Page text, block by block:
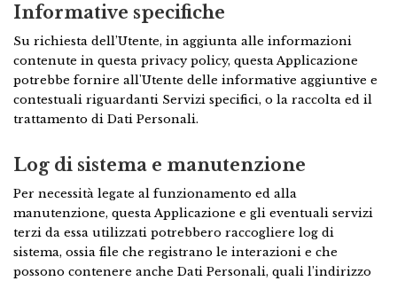
Informative specifiche
Su richiesta dell’Utente, in aggiunta alle informazioni
contenute in questa privacy policy, questa Applicazione
potrebbe fornire all'Utente delle informative aggiuntive e
contestuali riguardanti Servizi specifici, o la raccolta ed il
trattamento di Dati Personali.
Log di sistema e manutenzione
Per necessità legate al funzionamento ed alla
manutenzione, questa Applicazione e gli eventuali servizi
terzi da essa utilizzati potrebbero raccogliere log di
sistema, ossia file che registrano le interazioni e che
possono contenere anche Dati Personali, quali l’indirizzo